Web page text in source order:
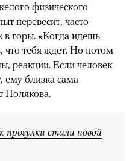
физического
перевесит, часто
в горы. «Когда идешь
тебя ждет. Но потом
реакции. Если человек
ему близка сама
Полякова.
прогулки стали новой